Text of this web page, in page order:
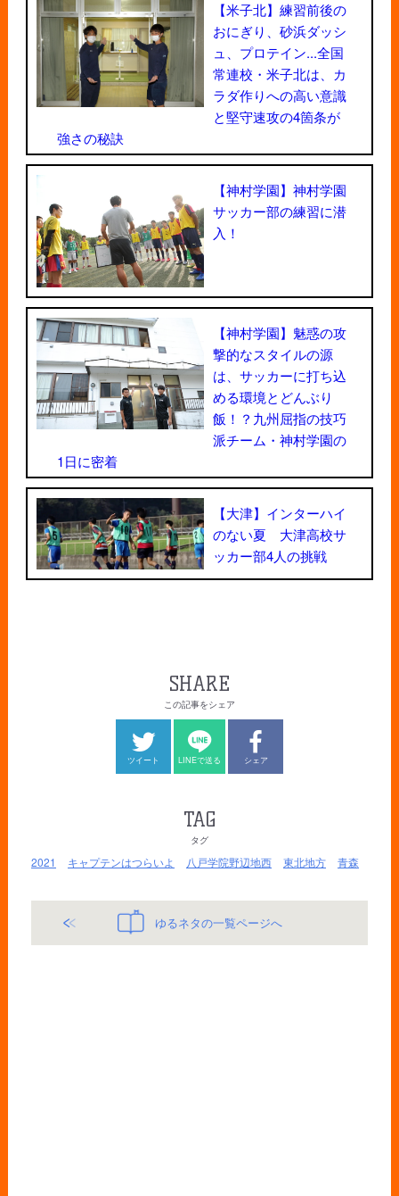
【米子北】練習前後の
おにぎり、砂浜ダッシ
ュ、プロテイン...全国
常連校・米子北は、カ
ラダ作りへの高い意識
と堅守速攻の4箇条が
強さの秘訣
【神村学園】神村学園
サッカー部の練習に潜
入！
【神村学園】魅惑の攻
撃的なスタイルの源
は、サッカーに打ち込
める環境とどんぶり
飯！？九州屈指の技巧
派チーム・神村学園の
1日に密着
【大津】インターハイ
のない夏 大津高校サ
ッカー部4人の挑戦
SHARE
この記事をシェア
ツイート LINEで送る シェア
TAG
タグ
2021 キャプテンはつらいよ 八戸学院野辺地西 東北地方 青森
ゆるネタの一覧ページへ